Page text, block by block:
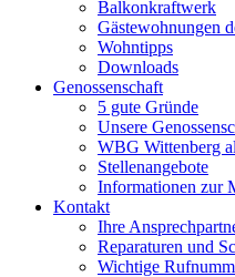
Balkonkraftwerk
Gästewohnungen
Wohntipps
Downloads
Genossenschaft
5 gute Gründe
Unsere
WBG Wittenberg
Stellenangebote
Informationen zur
Kontakt
Ihre
Reparaturen und
Wichtige